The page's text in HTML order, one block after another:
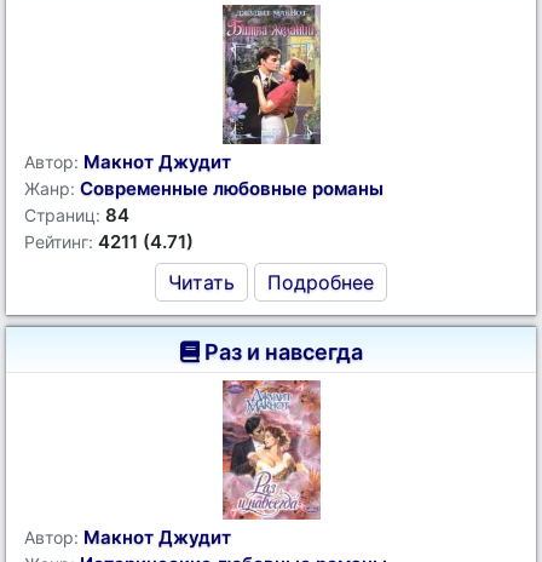
Автор: Макнот Джудит
Жанр: Современные любовные романы
Страниц: 84
Рейтинг: 4211 (4.71)
Читать Подробнее
Раз и навсегда
Автор: Макнот Джудит